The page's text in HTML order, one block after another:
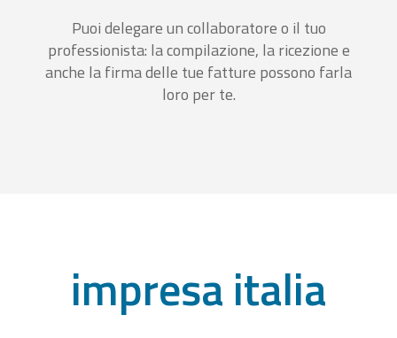
Puoi delegare un collaboratore o il tuo
professionista: la compilazione, la ricezione e
anche la firma delle tue fatture possono farla
loro per te.
impresa italia